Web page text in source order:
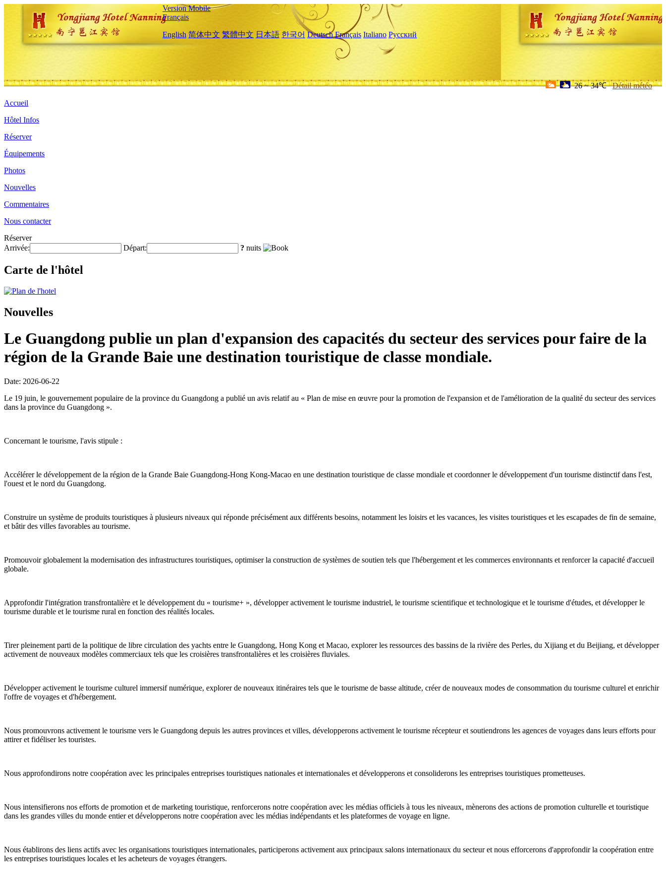
Version Mobile
Français
English 简体中文 繁體中文 日本語 한국어 Deutsch Français Italiano Русский
26 ~ 34℃ Détail météo
Accueil
Hôtel Infos
Réserver
Équipements
Photos
Nouvelles
Commentaires
Nous contacter
Réserver
Arrivée:
Départ: ? nuits
Carte de l'hôtel
Nouvelles
Le Guangdong publie un plan d'expansion des capacités du secteur des services pour faire de la
région de la Grande Baie une destination touristique de classe mondiale.
Date: 2026-06-22
Le 19 juin, le gouvernement populaire de la province du Guangdong a publié un avis relatif au « Plan de mise en œuvre pour la promotion de l'expansion et de l'amélioration de la qualité du secteur des services
dans la province du Guangdong ».
Concernant le tourisme, l'avis stipule :
Accélérer le développement de la région de la Grande Baie Guangdong-Hong Kong-Macao en une destination touristique de classe mondiale et coordonner le développement d'un tourisme distinctif dans l'est,
l'ouest et le nord du Guangdong.
Construire un système de produits touristiques à plusieurs niveaux qui réponde précisément aux différents besoins, notamment les loisirs et les vacances, les visites touristiques et les escapades de fin de semaine,
et bâtir des villes favorables au tourisme.
Promouvoir globalement la modernisation des infrastructures touristiques, optimiser la construction de systèmes de soutien tels que l'hébergement et les commerces environnants et renforcer la capacité d'accueil
globale.
Approfondir l'intégration transfrontalière et le développement du « tourisme+ », développer activement le tourisme industriel, le tourisme scientifique et technologique et le tourisme d'études, et développer le
tourisme durable et le tourisme rural en fonction des réalités locales.
Tirer pleinement parti de la politique de libre circulation des yachts entre le Guangdong, Hong Kong et Macao, explorer les ressources des bassins de la rivière des Perles, du Xijiang et du Beijiang, et développer
activement de nouveaux modèles commerciaux tels que les croisières transfrontalières et les croisières fluviales.
Développer activement le tourisme culturel immersif numérique, explorer de nouveaux itinéraires tels que le tourisme de basse altitude, créer de nouveaux modes de consommation du tourisme culturel et enrichir
l'offre de voyages et d'hébergement.
Nous promouvrons activement le tourisme vers le Guangdong depuis les autres provinces et villes, développerons activement le tourisme récepteur et soutiendrons les agences de voyages dans leurs efforts pour
attirer et fidéliser les touristes.
Nous approfondirons notre coopération avec les principales entreprises touristiques nationales et internationales et développerons et consoliderons les entreprises touristiques prometteuses.
Nous intensifierons nos efforts de promotion et de marketing touristique, renforcerons notre coopération avec les médias officiels à tous les niveaux, mènerons des actions de promotion culturelle et touristique
dans les grandes villes du monde entier et développerons notre coopération avec les médias indépendants et les plateformes de voyage en ligne.
Nous établirons des liens actifs avec les organisations touristiques internationales, participerons activement aux principaux salons internationaux du secteur et nous efforcerons d'approfondir la coopération entre
les entreprises touristiques locales et les acheteurs de voyages étrangers.